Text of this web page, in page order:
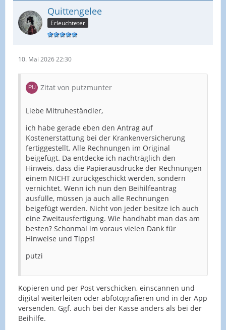
Quittengelee
Erleuchteter
10. Mai 2026 22:30
Zitat von putzmunter
Liebe Mitruheständler,
ich habe gerade eben den Antrag auf
Kostenerstattung bei der Krankenversicherung
fertiggestellt. Alle Rechnungen im Original
beigefügt. Da entdecke ich nachträglich den
Hinweis, dass die Papierausdrucke der Rechnungen
einem NICHT zurückgeschickt werden, sondern
vernichtet. Wenn ich nun den Beihilfeantrag
ausfülle, müssen ja auch alle Rechnungen
beigefügt werden. Nicht von jeder besitze ich auch
eine Zweitausfertigung. Wie handhabt man das am
besten? Schonmal im voraus vielen Dank für
Hinweise und Tipps!
putzi
Kopieren und per Post verschicken, einscannen und
digital weiterleiten oder abfotografieren und in der App
versenden. Ggf. auch bei der Kasse anders als bei der
Beihilfe.